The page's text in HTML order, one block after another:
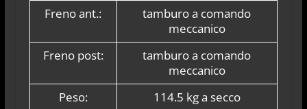
Freno ant.:
tamburo a comando
meccanico
Freno post:
tamburo a comando
meccanico
Peso:
114.5 kg a secco